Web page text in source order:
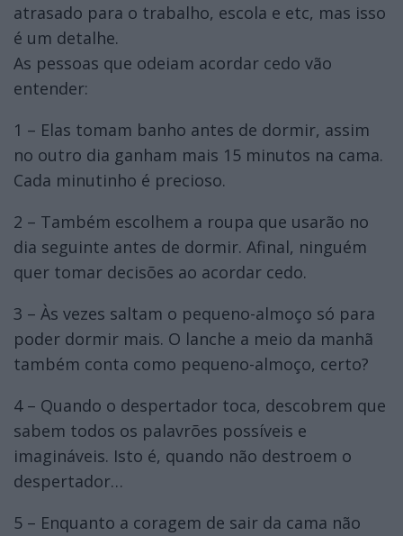
atrasado para o trabalho, escola e etc, mas isso
é um detalhe.
As pessoas que odeiam acordar cedo vão
entender:
1 – Elas tomam banho antes de dormir, assim
no outro dia ganham mais 15 minutos na cama.
Cada minutinho é precioso.
2 – Também escolhem a roupa que usarão no
dia seguinte antes de dormir. Afinal, ninguém
quer tomar decisões ao acordar cedo.
3 – Às vezes saltam o pequeno-almoço só para
poder dormir mais. O lanche a meio da manhã
também conta como pequeno-almoço, certo?
4 – Quando o despertador toca, descobrem que
sabem todos os palavrões possíveis e
imagináveis. Isto é, quando não destroem o
despertador…
5 – Enquanto a coragem de sair da cama não